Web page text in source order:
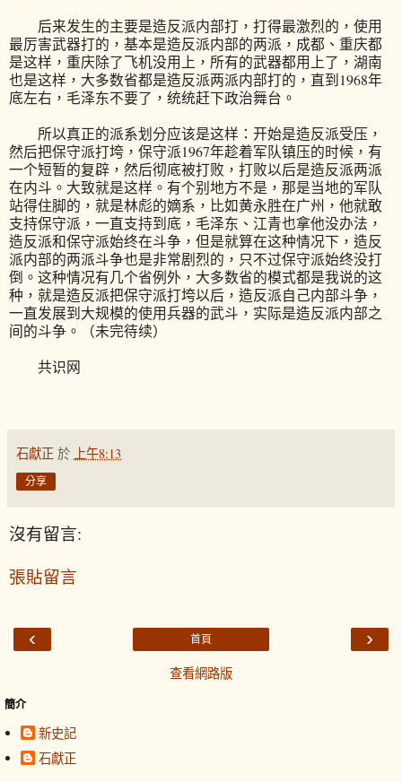
后来发生的主要是造反派内部打，打得最激烈的，使用
最厉害武器打的，基本是造反派内部的两派，成都、重庆都
是这样，重庆除了飞机没用上，所有的武器都用上了，湖南
也是这样，大多数省都是造反派两派内部打的，直到1968年
底左右，毛泽东不要了，统统赶下政治舞台。
所以真正的派系划分应该是这样：开始是造反派受压，
然后把保守派打垮，保守派1967年趁着军队镇压的时候，有
一个短暂的复辟，然后彻底被打败，打败以后是造反派两派
在内斗。大致就是这样。有个别地方不是，那是当地的军队
站得住脚的，就是林彪的嫡系，比如黄永胜在广州，他就敢
支持保守派，一直支持到底，毛泽东、江青也拿他没办法，
造反派和保守派始终在斗争，但是就算在这种情况下，造反
派内部的两派斗争也是非常剧烈的，只不过保守派始终没打
倒。这种情况有几个省例外，大多数省的模式都是我说的这
种，就是造反派把保守派打垮以后，造反派自己内部斗争，
一直发展到大规模的使用兵器的武斗，实际是造反派内部之
间的斗争。（未完待续）
共识网
石獻正 於 上午8:13
分享
沒有留言:
張貼留言
‹ ›
首頁
查看網路版
簡介
新史記
石獻正